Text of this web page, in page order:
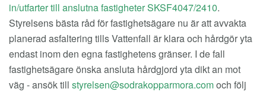
in/utfarter till anslutna fastigheter SKSF4047/2410.
Styrelsens bästa råd för fastighetsägare nu är att avvakta
planerad asfaltering tills Vattenfall är klara och hårdgör yta
endast inom den egna fastighetens gränser. I de fall
fastighetsägare önska ansluta hårdgjord yta dikt an mot
väg - ansök till
och följ